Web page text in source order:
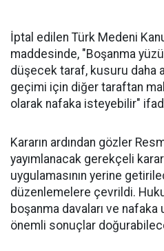
İptal edilen Türk Medeni
maddesinde, "Boşanma
düşecek taraf, kusuru daha
geçimi için diğer taraftan
olarak nafaka isteyebilir"
Kararın ardından gözler
yayımlanacak gerekçeli
uygulamasının yerine
düzenlemelere çevrildi.
boşanma davaları ve nafaka
önemli sonuçlar